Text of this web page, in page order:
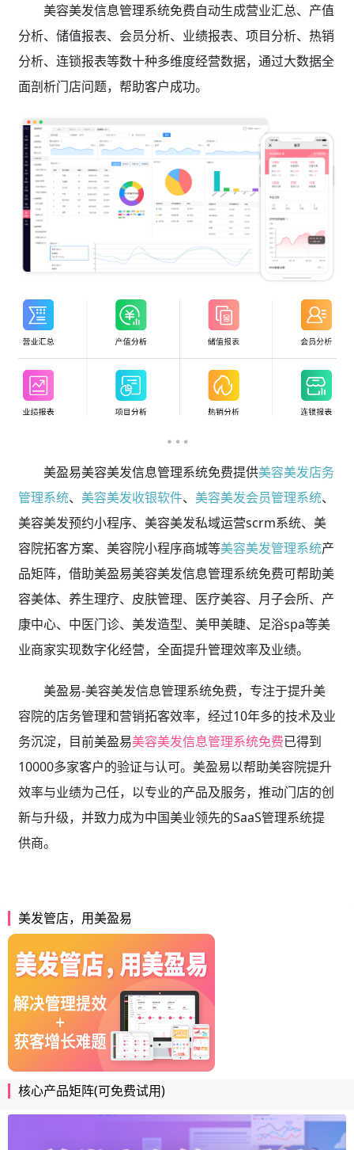
美容美发信息管理系统免费自动生成营业汇总、产值
分析、储值报表、会员分析、业绩报表、项目分析、热销
分析、连锁报表等数十种多维度经营数据，通过大数据全
面剖析门店问题，帮助客户成功。
美盈易美容美发信息管理系统免费提供美容美发店务
管理系统、 美容美发收银软件、 美容美发会员管理系统、
美容美发预约小程序、美容美发私域运营scrm系统、美
容院拓客方案、美容院小程序商城等美容美发管理系统产
品矩阵，借助美盈易美容美发信息管理系统免费可帮助美
容美体、养生理疗、皮肤管理、医疗美容、月子会所、产
康中心、中医门诊、美发造型、美甲美睫、足浴spa等美
业商家实现数字化经营，全面提升管理效率及业绩。
美盈易-美容美发信息管理系统免费，专注于提升美
容院的店务管理和营销拓客效率，经过10年多的技术及业
务沉淀，目前美盈易美容美发信息管理系统免费已得到
10000多家客户的验证与认可。美盈易以帮助美容院提升
效率与业绩为己任，以专业的产品及服务，推动门店的创
新与升级，并致力成为中国美业领先的SaaS管理系统提
供商。
美发管店，用美盈易
核心产品矩阵(可免费试用)